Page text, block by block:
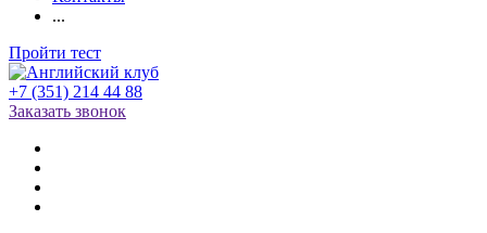
...
Пройти тест
+7 (351) 214 44 88
Заказать звонок